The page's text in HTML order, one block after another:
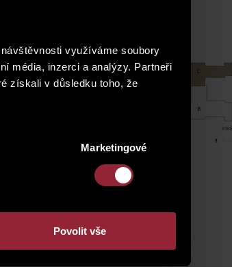
využíváme soubory
média, inzerci a analýzy. Partneři
získali v důsledku toho, že
Marketingové
Povolit vše